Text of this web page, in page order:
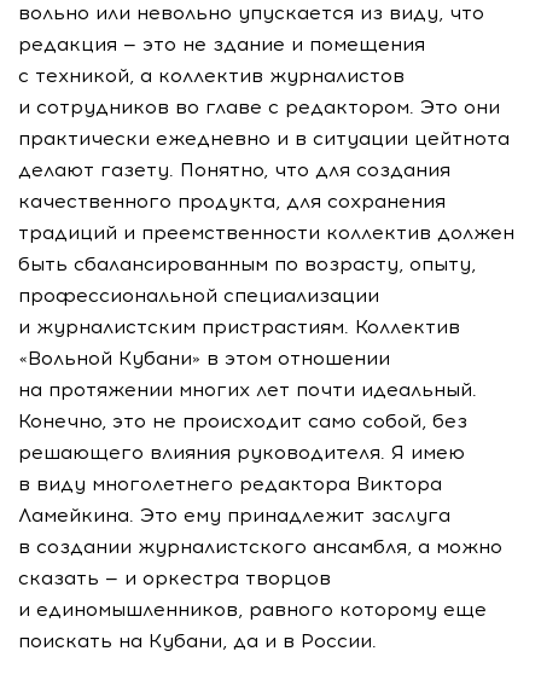
вольно или невольно упускается из виду, что
редакция — это не здание и помещения
с техникой, а коллектив журналистов
и сотрудников во главе с редактором. Это они
практически ежедневно и в ситуации цейтнота
делают газету. Понятно, что для создания
качественного продукта, для сохранения
традиций и преемственности коллектив должен
быть сбалансированным по возрасту, опыту,
профессиональной специализации
и журналистским пристрастиям. Коллектив
«Вольной Кубани» в этом отношении
на протяжении многих лет почти идеальный.
Конечно, это не происходит само собой, без
решающего влияния руководителя. Я имею
в виду многолетнего редактора Виктора
Ламейкина. Это ему принадлежит заслуга
в создании журналистского ансамбля, а можно
сказать — и оркестра творцов
и единомышленников, равного которому еще
поискать на Кубани, да и в России.